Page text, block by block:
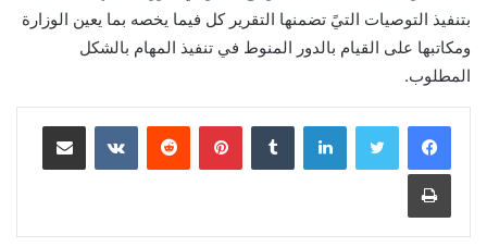
بتنفيذ التوصيات التيً تضمنها التقرير كل فيما يخصه بما يعين الوزارة
ومكاتبها على القيام بالدور المنوط في تنفيذ المهام بالشكل
المطلوب.
لينكدإن بينتيريست